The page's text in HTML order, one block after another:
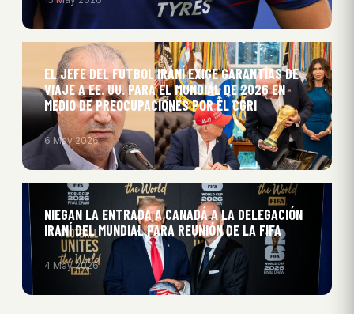
EL JEFE DEL FÚTBOL IRANÍ EXIGE GARANTÍAS DE
VIAJE A EE. UU. PARA EL MUNDIAL DE 2026 EN
MEDIO DE PREOCUPACIONES POR EL CGRI
6 May 2026
NIEGAN LA ENTRADA A CANADÁ A LA DELEGACIÓN
IRANÍ DEL MUNDIAL PARA REUNIÓN DE LA FIFA
4 May 2026